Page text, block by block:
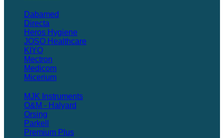
Dabamed
Directa
Heros Hygiene
JOSO Healthcare
KIYO
Mectron
Medicom
Micerium
MJK Instruments
O&M - Halyard
Orsing
Parkell
Premium Plus